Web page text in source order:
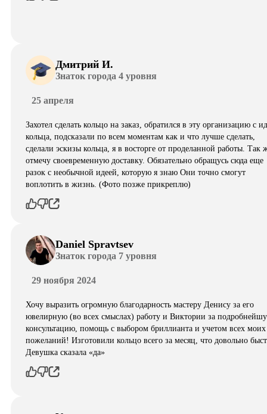
Дмитрий И.
Знаток города 4 уровня
25 апреля
Захотел сделать кольцо на заказ, обратился в эту организацию с
кольца, подсказали по всем моментам как и что лучше сделать,
сделали эскизы кольца, я в восторге от проделанной работы. Так
отмечу своевременную доставку. Обязательно обращусь сюда еще
разок с необычной идеей, которую я знаю Они точно смогут
воплотить в жизнь. (Фото позже прикреплю)
Daniel Spravtsev
Знаток города 7 уровня
29 ноября 2024
Хочу выразить огромную благодарность мастеру Денису за его
ювелирную (во всех смыслах) работу и Виктории за
консультацию, помощь с выбором бриллианта и учетом всех моих
пожеланий! Изготовили кольцо всего за месяц, что довольно
Девушка сказала «да»